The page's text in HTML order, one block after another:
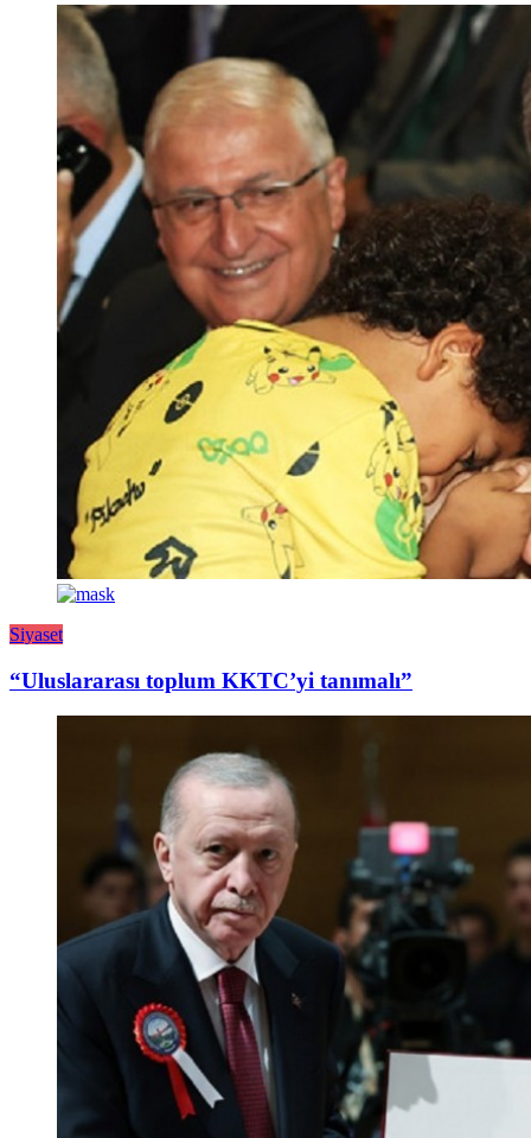
Siyaset
“Uluslararası toplum KKTC’yi tanımalı”